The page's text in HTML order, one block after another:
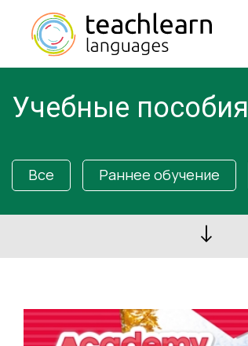
Учебные пособия
Все Раннее обучение